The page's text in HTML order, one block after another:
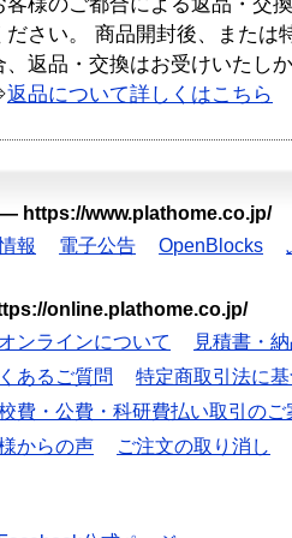
客様のご都合による返品・交
ださい。 商品開封後、または
、返品・交換はお受けいたし
返品について詳しくはこちら
— https://www.plathome.co.jp/
報 電子公告 OpenBlocks
online.plathome.co.jp/
ンラインについて
見積書・
あるご質問
特定商取引法に
費・公費・科研費払い取引のご
からの声 ご注文の取り消し